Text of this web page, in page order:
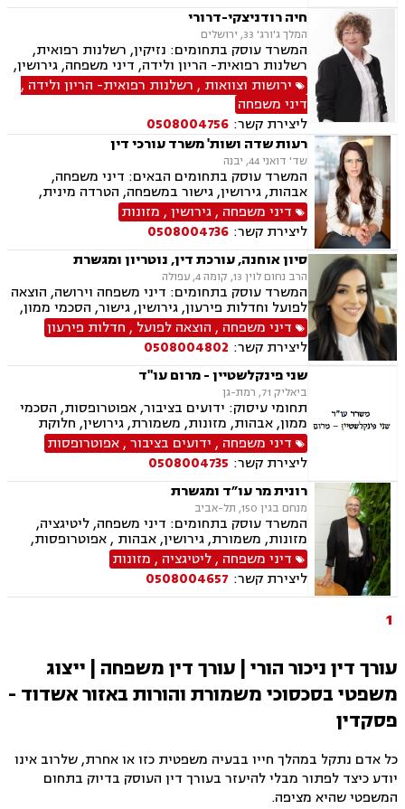
חיה רודניצקי-דרורי
המלך ג'ורג' 33, ירושלים
המשרד עוסק בתחומים: נזיקין, רשלנות רפואית,
רשלנות רפואית- הריון ולידה, דיני משפחה, גירושין,
גישור במשפחה, ירושות וצוואות, הסכמי ממון,
משמורת, פונדקאות, אפוטרופסות, ניכור הורי
ירושות וצוואות , רשלנות רפואית- הריון ולידה ,
דיני משפחה
ליצירת קשר: 0508004756
רעות שדה ושות' משרד עורכי דין
שד' דואני 44, יבנה
המשרד עוסק בתחומים הבאים: דיני משפחה,
אבהות, גירושין, גישור במשפחה, הטרדה מינית,
הסכמי ממון, ירושות וצוואות, ליטיגציה, מזונות,
משמורת, אלימות במשפחה, חלוקת רכוש, מעמד
אישי, זמני שהות, ייפוי כוח מתמשך.
דיני משפחה ,גירושין, מזונות
ליצירת קשר: 0508004736
סיון אוחנה, עורכת דין, נוטריון ומגשרת
הרב נחום לוין 13, קומה 4, עפולה
המשרד עוסק בתחומים: דיני משפחה וירושה, הוצאה
לפועל וחדלות פירעון, גירושין, גישור, הסכמי ממון,
ייפוי כוח מתמשך, ניכור הורי, אפוטרופסות, ירושות
וצוואות, מזונות, אחריות הורית, איזון משאבים
וחלוקת רכוש.
דיני משפחה , הוצאה לפועל , חדלות פירעון
ליצירת קשר: 0508004802
שני פינקלשטיין - מרום עו"ד
ביאליק 71, רמת-גן
תחומי עיסוק: ידועים בציבור, אפוטרופסות, הסכמי
ממון, אבהות, מזונות, משמורת, גירושין, חלוקת
רכוש, מעמד אישי, תיאום הורי, חטיפת ילדים, זמני
שהות, ניכור הורי, ירושות וצוואות, ייפוי כוח מתמשך
דיני משפחה , ידועים בציבור,אפוטרופסות
ליצירת קשר: 0508004735
רונית מר עו״ד ומגשרת
מנחם בגין 150, תל-אביב
המשרד עוסק בתחומים: דיני משפחה, ליטיגציה,
מזונות, משמורת, גירושין, אבהות , אפוטרופסות,
גישור במשפחה, ירושות וצוואות, הסכמי ממון, ייפוי
כוח מתמשך, ידועים בציבור, הורות חד מינית, חלוקת
רכוש, מעמד אישי, זמני שהות, ניכור הורי
דיני משפחה ,ליטיגציה , מזונות
ליצירת קשר: 0508004657
1
עורך דין ניכור הורי | עורך דין משפחה | ייצוג
משפטי בסכסוכי משמורת והורות באזור אשדוד -
פסקדין
כל אדם נתקל במהלך חייו בבעיה משפטית כזו או אחרת, שלרוב אינו
יודע כיצד לפתור מבלי להיעזר בעורך דין העוסק בדיוק בתחום
המשפטי שהיא מציפה.